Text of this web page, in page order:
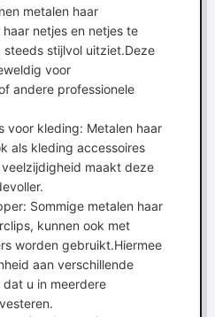
metalen haar
netjes en netjes te
steeds stijlvol uitziet.Deze
voor
andere professionele
voor kleding: Metalen haar
als kleding accessoires
maakt deze
Sommige metalen haar
kunnen ook met
worden gebruikt.Hiermee
aan verschillende
u in meerdere